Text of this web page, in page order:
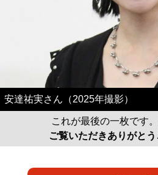
安達祐実さん（2025年撮影）
これが最後の一枚です
ご覧いただきありがとう